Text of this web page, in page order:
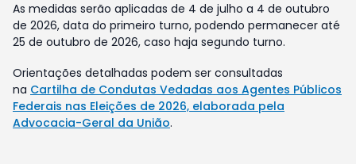
As medidas serão aplicadas de 4 de julho a 4 de outubro
de 2026, data do primeiro turno, podendo permanecer até
25 de outubro de 2026, caso haja segundo turno.
Orientações detalhadas podem ser consultadas
na Cartilha de Condutas Vedadas aos Agentes Públicos
Federais nas Eleições de 2026, elaborada pela
Advocacia-Geral da União.